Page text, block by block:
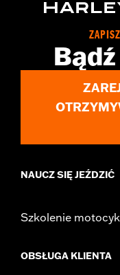
Collection: Edge Cut
Each
6061-T6
In the Box:Front and
1 year
d.com/warrantyfor full
NAUCZ SIĘ JEŹDZIĆ
Szkolenie
OBSŁUGA KLIENTA